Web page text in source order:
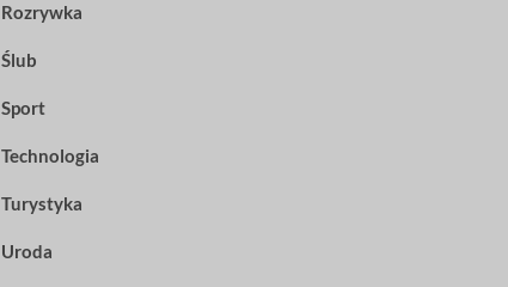
Rozrywka
Ślub
Sport
Technologia
Turystyka
Uroda